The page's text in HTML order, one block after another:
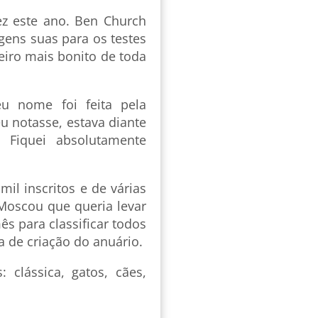
este ano. Ben Church
suas para os testes
mais bonito de toda
nome foi feita pela
notasse, estava diante
absolutamente
inscritos e de várias
que queria levar
para classificar todos
de criação do anuário.
clássica, gatos, cães,